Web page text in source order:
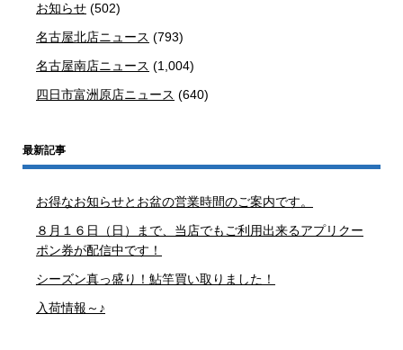
お知らせ (502)
名古屋北店ニュース (793)
名古屋南店ニュース (1,004)
四日市富洲原店ニュース (640)
最新記事
お得なお知らせとお盆の営業時間のご案内です。
８月１６日（日）まで、当店でもご利用出来るアプリクー
ポン券が配信中です！
シーズン真っ盛り！鮎竿買い取りました！
入荷情報～♪